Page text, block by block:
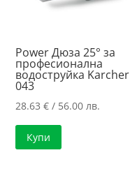
Power Дюза 25° за
професионална
водоструйка Karcher
043
28.63€ / 56.00 лв.
Купи